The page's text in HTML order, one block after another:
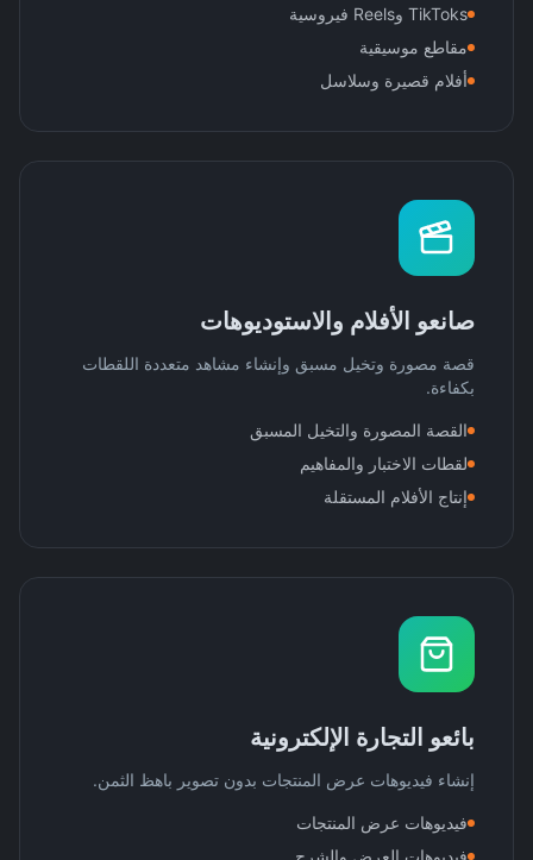
TikToks وReels فيروسية
مقاطع موسيقية
أفلام قصيرة وسلاسل
صانعو الأفلام والاستوديوهات
قصة مصورة وتخيل مسبق وإنشاء مشاهد متعددة اللقطات
بكفاءة.
القصة المصورة والتخيل المسبق
لقطات الاختبار والمفاهيم
إنتاج الأفلام المستقلة
بائعو التجارة الإلكترونية
إنشاء فيديوهات عرض المنتجات بدون تصوير باهظ الثمن.
فيديوهات عرض المنتجات